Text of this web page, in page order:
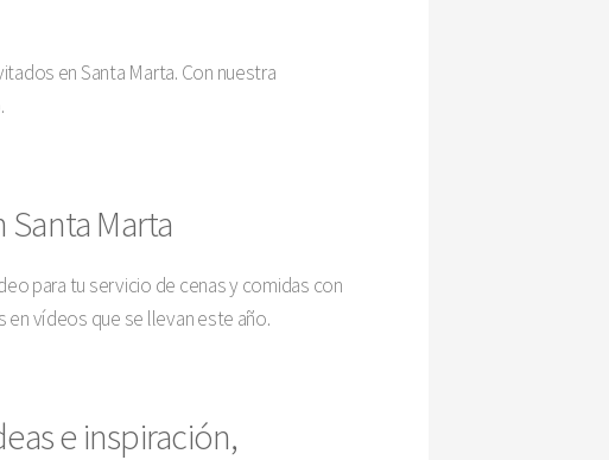
en Santa Marta. Con nuestra
Marta
para tu servicio de cenas y comidas con
vídeos que se llevan este año.
e inspiración,